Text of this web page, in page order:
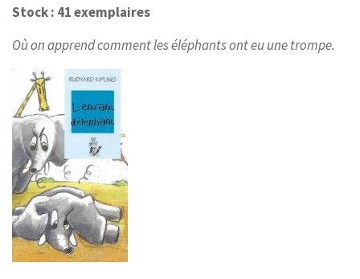
CONTACT
Stock : 41 exemplaires
Où on apprend comment les éléphants ont eu une trompe.